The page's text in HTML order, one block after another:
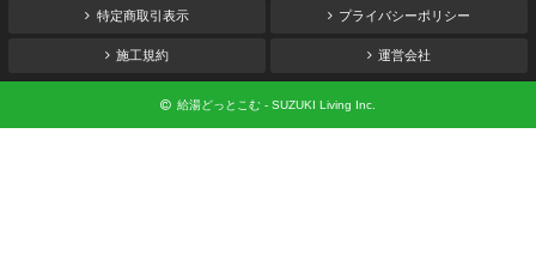
特定商取引表示 プライバシーポリシー
施工規約 運営会社
給湯どっとこむ - SUZUKI Living Inc.